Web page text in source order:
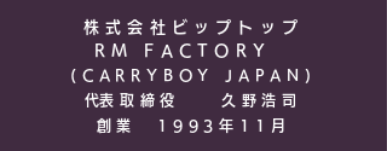
株式会社ビップトップ
RM FACTO
RY
(CARRYBOY JAPAN)​
​代表取締役 久野浩司
​創業 1993年11月